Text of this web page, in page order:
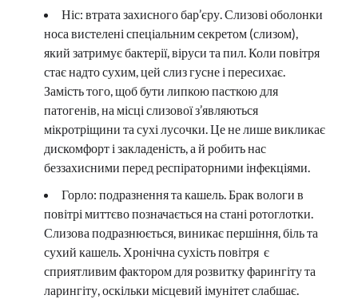
Ніс: втрата захисного бар’єру. Слизові оболонки
носа вистелені спеціальним секретом (слизом),
який затримує бактерії, віруси та пил. Коли повітря
стає надто сухим, цей слиз гусне і пересихає.
Замість того, щоб бути липкою пасткою для
патогенів, на місці слизової з’являються
мікротріщини та сухі лусочки. Це не лише викликає
дискомфорт і закладеність, а й робить нас
беззахисними перед респіраторними інфекціями.
Горло: подразнення та кашель. Брак вологи в
повітрі миттєво позначається на стані ротоглотки.
Слизова подразнюється, виникає першіння, біль та
сухий кашель. Хронічна сухість повітря є
сприятливим фактором для розвитку фарингіту та
ларингіту, оскільки місцевий імунітет слабшає.